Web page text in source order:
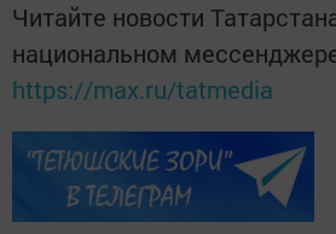
Читайте новости
национальном
https://max.ru/tatmedia